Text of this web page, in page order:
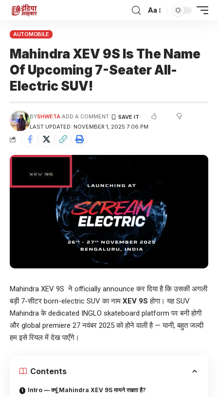
Aa
AUTOMOBILE
Mahindra XEV 9S Is The Name
Of Upcoming 7-Seater All-
Electric SUV!
LAST UPDATED: NOVEMBER 1, 2025 7:06 PM
BYSHWETA ADD A COMMENT
Mahindra XEV 9S ने officially announce कर दिया है कि उसकी अगली
बड़ी 7-सीटर born-electric SUV का नाम XEV 9S होगा। यह SUV
Mahindra के dedicated INGLO skateboard platform पर बनी होगी
और global premiere 27 नवंबर 2025 को होने वाली है — यानी, बहुत जल्दी
हम इसे रियल में देख पाएँगे।
Contents
Intro — क्यूं Mahindra XEV 9S मायने रखता है?